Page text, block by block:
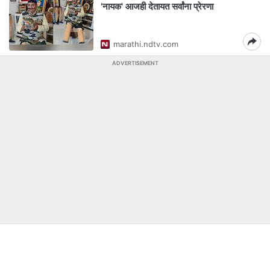
'नायक' आजही देतायत सर्वांना प्रेरणा
marathi.ndtv.com
ADVERTISEMENT